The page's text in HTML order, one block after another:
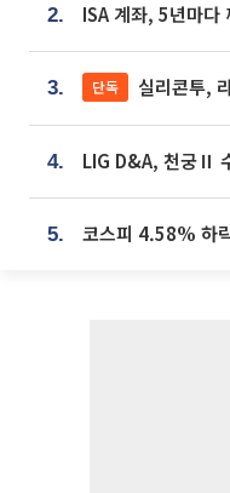
2. ISA 계좌, 5년마다
3. 단독 실리콘투, 라이브커
4.
5. 코스피 4.58% 하